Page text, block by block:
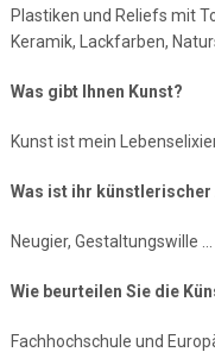
Plastiken und Reliefs mit
Keramik, Lackfarben,
Was gibt Ihnen Kunst?
Kunst ist mein
Was ist ihr künstlerischer
Neugier, Gestaltungswille
Wie beurteilen Sie die
Fachhochschule und